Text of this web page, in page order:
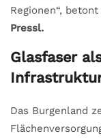
Regionen“,
Pressl.
Glasfaser
Das Burgenland